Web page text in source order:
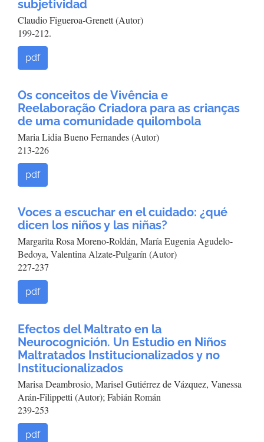
subjetividad
Claudio Figueroa-Grenett (Autor)
199-212.
pdf
Os conceitos de Vivência e
Reelaboração Criadora para as crianças
de uma comunidade quilombola
Maria Lidia Bueno Fernandes (Autor)
213-226
pdf
Voces a escuchar en el cuidado: ¿qué
dicen los niños y las niñas?
Margarita Rosa Moreno-Roldán, María Eugenia Agudelo-
Bedoya, Valentina Alzate-Pulgarín (Autor)
227-237
pdf
Efectos del Maltrato en la
Neurocognición. Un Estudio en Niños
Maltratados Institucionalizados y no
Institucionalizados
Marisa Deambrosio, Marisel Gutiérrez de Vázquez, Vanessa
Arán-Filippetti (Autor); Fabián Román
239-253
pdf